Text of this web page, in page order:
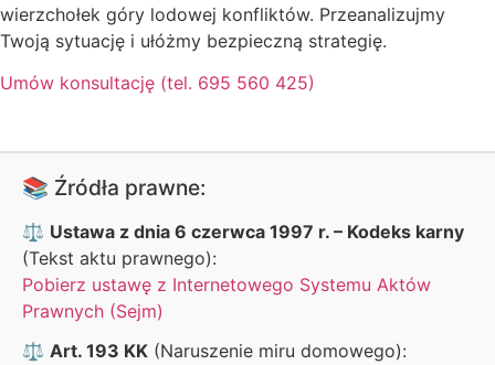
wierzchołek góry lodowej konfliktów. Przeanalizujmy
Twoją sytuację i ułóżmy bezpieczną strategię.
Umów konsultację (tel. 695 560 425)
📚 Źródła prawne:
⚖️ Ustawa z dnia 6 czerwca 1997 r. – Kodeks karny
(Tekst aktu prawnego):
Pobierz ustawę z Internetowego Systemu Aktów
Prawnych (Sejm)
⚖️ Art. 193 KK (Naruszenie miru domowego):